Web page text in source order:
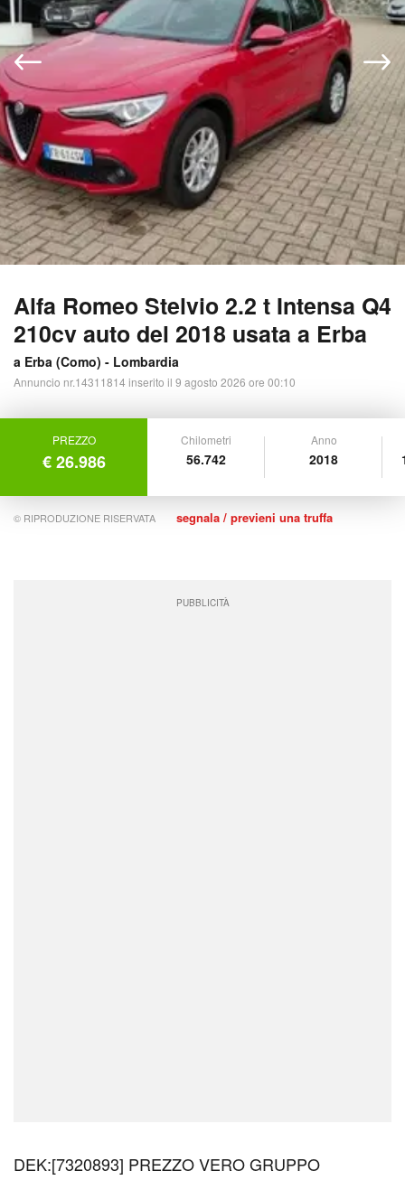
Alfa Romeo Stelvio 2.2 t Intensa Q4
210cv auto del 2018 usata a Erba
a Erba (Como) - Lombardia
Annuncio nr.14311814 inserito il 9 agosto 2026 ore 00:10
PREZZO
€ 26.986
Chilometri
56.742
Anno
2018
© RIPRODUZIONE RISERVATA segnala / previeni una truffa
PUBBLICITÀ
DEK:[7320893] PREZZO VERO GRUPPO